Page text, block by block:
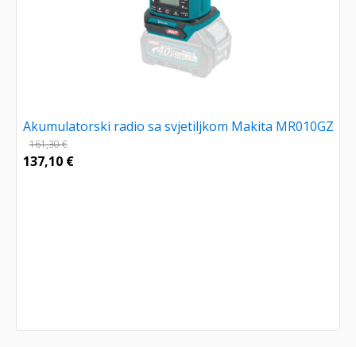
Akumulatorski radio sa svjetiljkom Makita MR010GZ
161,30€
137,10 €